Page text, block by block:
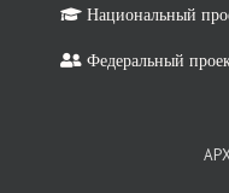
Национальный
Федеральный